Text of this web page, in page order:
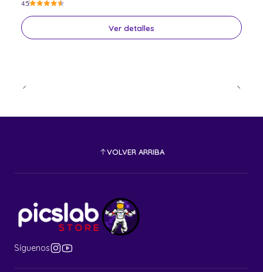
4.5
Ver detalles
VOLVER ARRIBA
Síguenos